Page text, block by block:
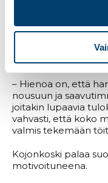
pienten
mittaisella
erikoismäessä,
kommentoi
– Hienoa on, että
nousuun ja
joitakin lupaavia
vahvasti, että koko
valmis tekemään
Kojonkoski palaa
motivoituneena.